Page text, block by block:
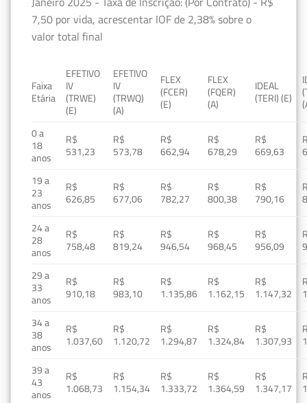
7,50 por vida, acrescentar IOF de 2,38% sobre o
valor total final
Faixa
Etária
EFETIVO
IV
(TRWE)
(E)
EFETIVO
IV
(TRWQ)
(A)
FLEX
(FCER)
(E)
FLEX
(FQER)
(A)
IDEAL
(TERI) (E)
0 a
18
anos
R$
531,23
R$
573,78
R$
662,94
R$
678,29
R$
669,63
19 a
23
anos
R$
626,85
R$
677,06
R$
782,27
R$
800,38
R$
790,16
24 a
28
anos
R$
758,48
R$
819,24
R$
946,54
R$
968,45
R$
956,09
29 a
33
anos
R$
910,18
R$
983,10
R$
1.135,86
R$
1.162,15
R$
1.147,32
34 a
38
anos
R$
1.037,60
R$
1.120,72
R$
1.294,87
R$
1.324,84
R$
1.307,93
39 a
43
anos
R$
1.068,73
R$
1.154,34
R$
1.333,72
R$
1.364,59
R$
1.347,17